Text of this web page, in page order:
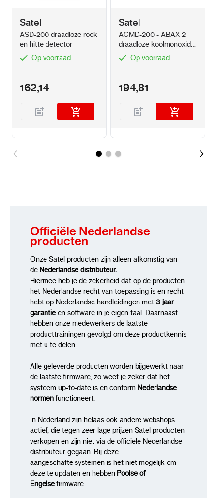
Satel
ASD-200 draadloze rook
en hitte detector
Op voorraad
162,14
Satel
ACMD-200 - ABAX 2
draadloze koolmonoxide
detector
Op voorraad
194,81
Officiële Nederlandse
producten
Onze Satel producten zijn alleen afkomstig van
de Nederlandse distributeur.
Hiermee heb je de zekerheid dat op de producten
het Nederlandse recht van toepassing is en recht
hebt op Nederlandse handleidingen met 3 jaar
garantieen software in je eigen taal. Daarnaast
hebben onze medewerkers de laatste
producttrainingen gevolgd om deze productkennis
met u te delen.
Alle geleverde producten worden bijgewerkt naar
de laatste firmware, zo weet je zeker dat het
systeem up-to-date is en conform Nederlandse
normenfunctioneert.
In Nederland zijn helaas ook andere webshops
actief, die tegen zeer lage prijzen Satel producten
verkopen en zijn niet via de officiele Nederlandse
distributeur gegaan. Bij deze
aangeschafte systemen is het niet mogelijk om
deze te updaten en hebben Poolse of
Engelsefirmware.